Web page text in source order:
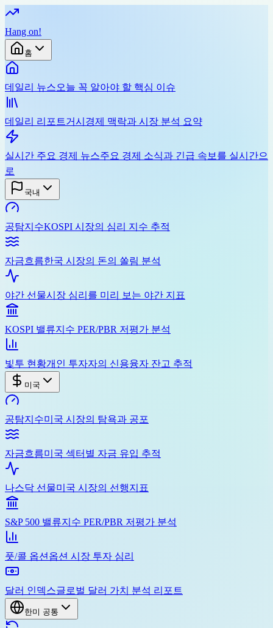
Hang on!
홈
데일리 뉴스오늘 꼭 알아야 할 핵심 이슈
데일리 리포트거시경제 맥락과 시장 분석 요약
실시간 주요 경제 뉴스주요 경제 소식과 긴급 속보를 실시간으
로
국내
공탐지수KOSPI 시장의 심리 지수 추적
자금흐름한국 시장의 돈의 쏠림 분석
야간 선물시장 심리를 미리 보는 야간 지표
KOSPI 밸류지수 PER/PBR 저평가 분석
빛투 현황개인 투자자의 신용융자 잔고 추적
미국
공탐지수미국 시장의 탐욕과 공포
자금흐름미국 섹터별 자금 유입 추적
나스닥 선물미국 시장의 선행지표
S&P 500 밸류지수 PER/PBR 저평가 분석
풋/콜 옵션 옵션 시장 투자 심리
달러 인덱스글로벌 달러 가치 분석 리포트
한미 공통